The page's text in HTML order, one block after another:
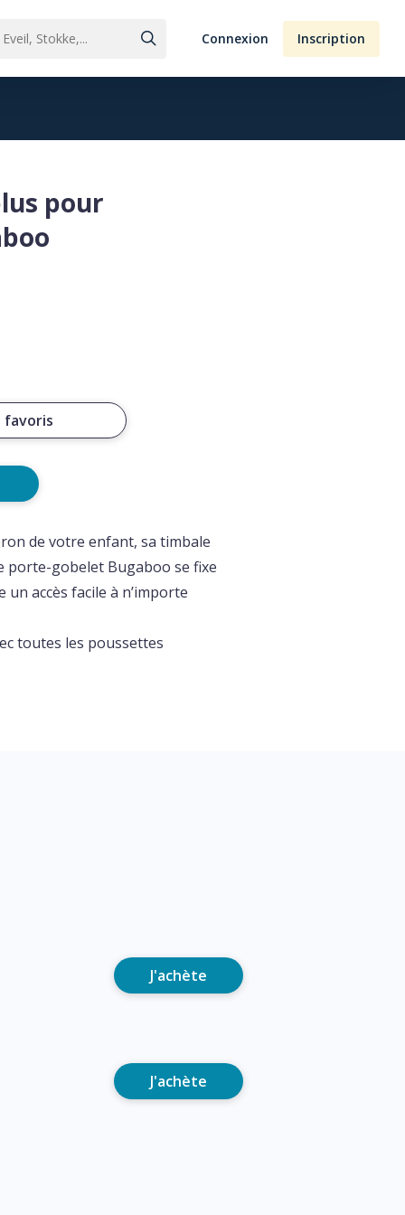
Connexion Inscription
pour
favoris
de votre enfant, sa timbale
porte-gobelet Bugaboo se fixe
accès facile à n’importe
toutes les poussettes
J'achète
J'achète